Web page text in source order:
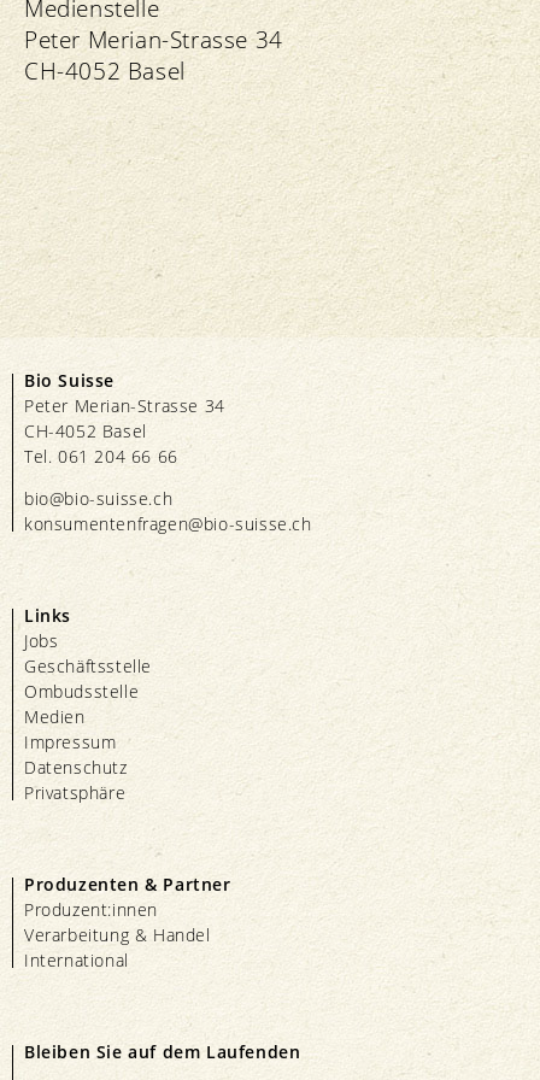
Medienstelle
Peter Merian-Strasse 34
CH-4052 Basel
Bio Suisse
Peter Merian-Strasse 34
CH-4052 Basel
Tel. 061 204 66 66
bio@bio-suisse.ch
konsumentenfragen@bio-suisse.ch
Links
Jobs
Geschäftsstelle
Ombudsstelle
Medien
Impressum
Datenschutz
Privatsphäre
Produzenten & Partner
Produzent:innen
Verarbeitung & Handel
International
Bleiben Sie auf dem Laufenden